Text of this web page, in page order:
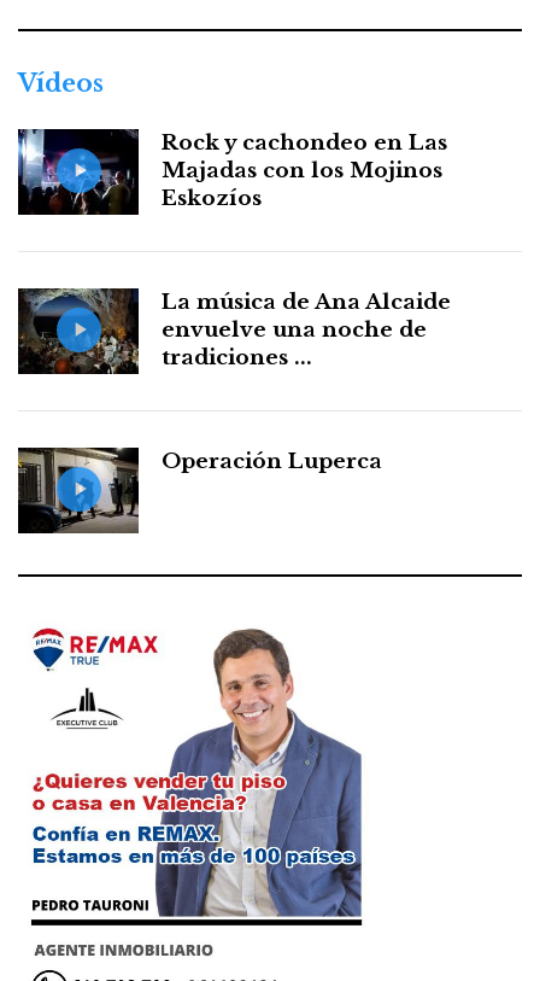
Vídeos
Rock y cachondeo en Las
Majadas con los Mojinos
Eskozíos
La música de Ana Alcaide
envuelve una noche de
tradiciones ...
Operación Luperca